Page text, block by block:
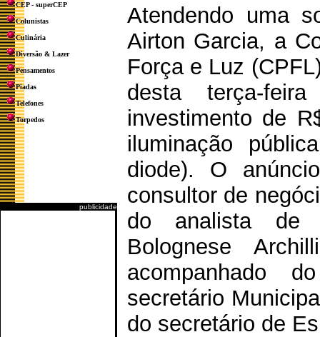
CEP - superCEP
Colunistas
Culinária
Diversão & Lazer
Pensamentos
Piadas
Telefones
Torpedos
publicidade
Atendendo uma
Airton Garcia, a
Força e Luz
desta terça-
investimento de
iluminação
diode). O
consultor de
do analista de
Bolognese
acompanhado
secretário
do secretário de